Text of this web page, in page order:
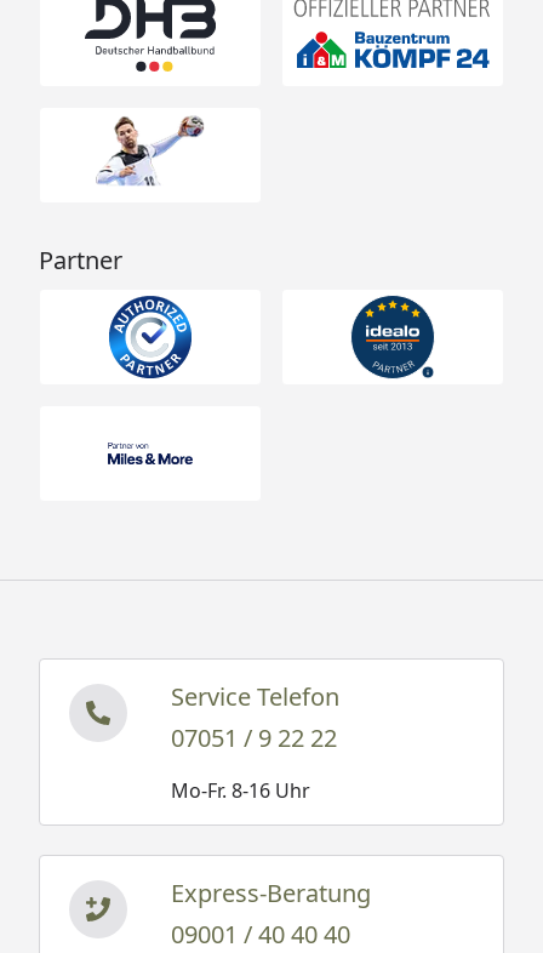
Die einzelnen XIMAX Design-Carports werden in
verschiedenen Schneelastversionen angeboten,
um den regional unterschiedlichen Anforderungen
gerecht zu werden. Dabei bedeutet der Wert
si=max. Dachlast und sk= relevante Schneelast auf
dem Boden nach DIN 1055 / EN1991, Teil 1-4.
folgender Hinweis:
Das Zustandekommen kritischer Schneemengen
ist aus drei Gründen praktisch auszuschließen.
Konstruktionen, hinzu kommen Dachneigung und
eine glatte Oberfläche aus Polycarbonat. Diese
zu räumen.
und locker 30 bis 50
kg/m³
Damit wäre die
Belastung bei einer
Schneehöhe
Partner
Service Telefon
07051 / 9 22 22
Mo-Fr. 8-16 Uhr
Express-Beratung
09001 / 40 40 40